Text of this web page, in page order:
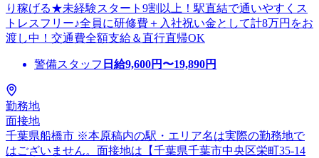
り稼げる★未経験スタート9割以上！駅直結で通いやすくス
トレスフリー♪全員に研修費＋入社祝い金として計8万円をお
渡し中！交通費全額支給＆直行直帰OK
警備スタッフ 日給9,600円〜19,890円
勤務地
面接地
千葉県船橋市 ※本原稿内の駅・エリア名は実際の勤務地で
はございません。面接地は【千葉県千葉市中央区栄町35-14